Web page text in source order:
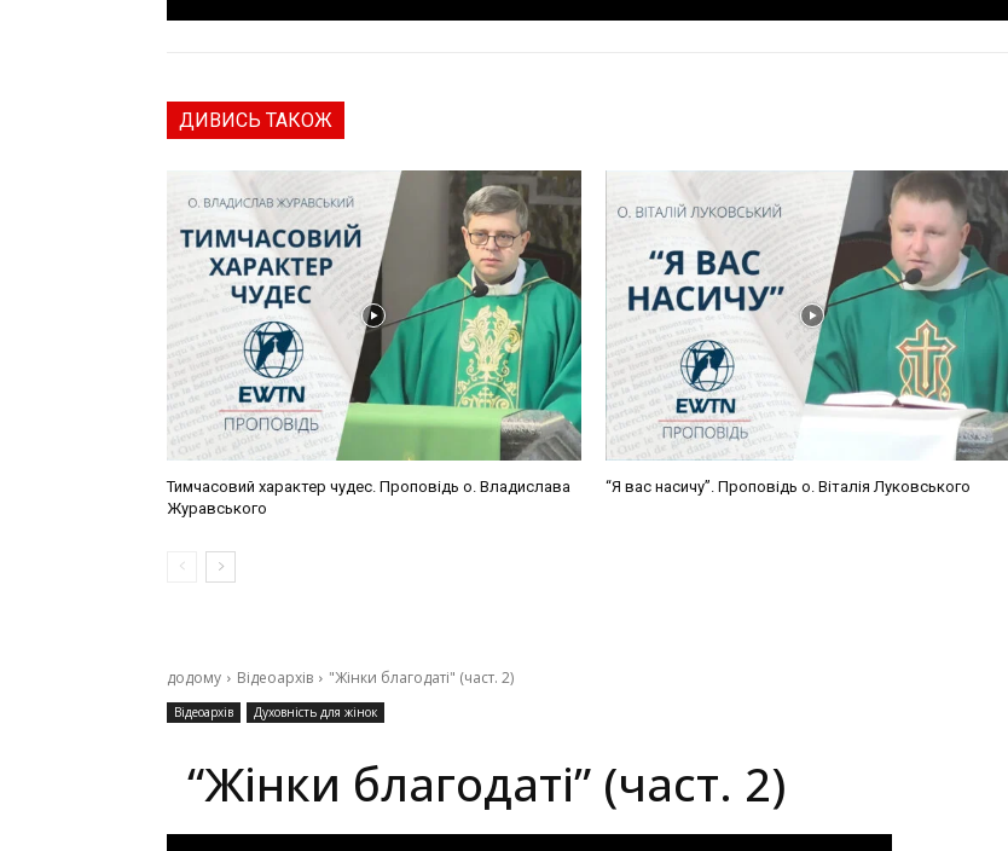
ДИВИСЬ ТАКОЖ
Тимчасовий характер чудес. Проповідь о. Владислава
Журавського
“Я вас насичу”. Проповідь о. Віталія Луковського